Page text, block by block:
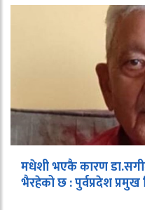
मधेशी भएकै कारण
भैरहेको छ : पुर्वप्रदेश प्रमुख